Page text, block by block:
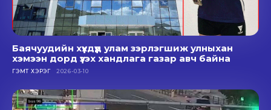
Баячуудийн хүүхдүүд улам зэрлэгшиж улныхан
хэмээн дорд үзэх хандлага газар авч байна
ГЭМТ ХЭРЭГ 2026-03-10